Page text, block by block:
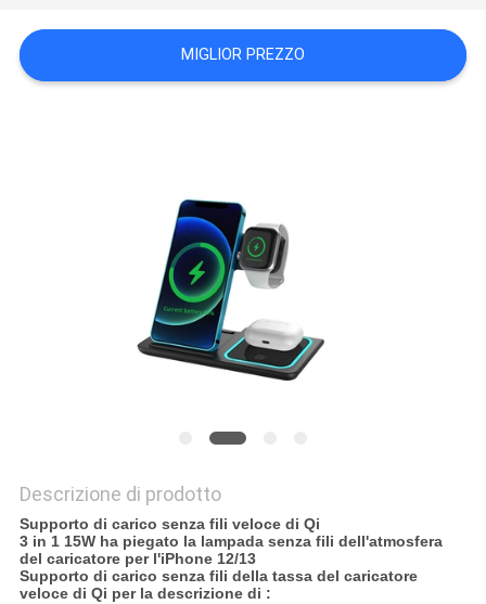
MAPPA
DEL
MIGLIOR PREZZO
Descrizione di prodotto
Supporto di carico senza fili veloce di Qi
3 in 1 15W ha piegato la lampada senza fili dell'atmosfera
del caricatore per l'iPhone 12/13
Supporto di carico senza fili della tassa del caricatore
veloce di Qi per la descrizione di :